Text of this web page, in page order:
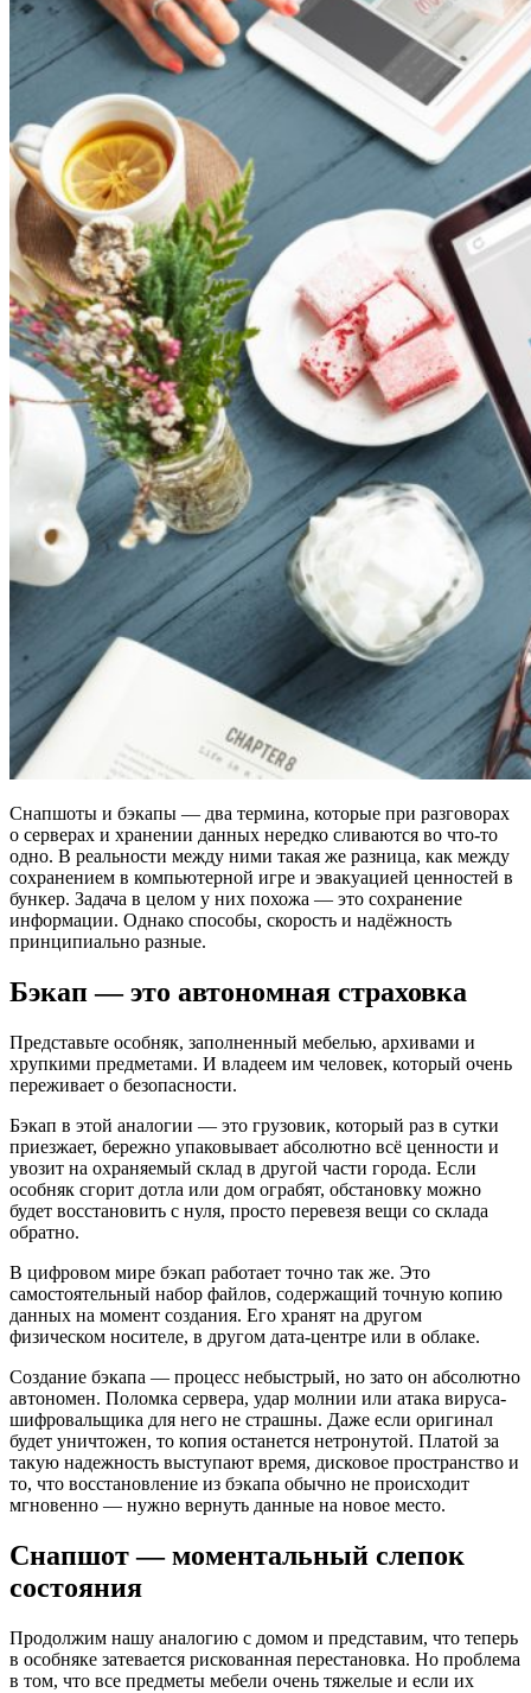
Снапшоты и бэкапы — два термина, которые при разговорах
о серверах и хранении данных нередко сливаются во что-то
одно. В реальности между ними такая же разница, как между
сохранением в компьютерной игре и эвакуацией ценностей в
бункер. Задача в целом у них похожа — это сохранение
информации. Однако способы, скорость и надёжность
принципиально разные.
Бэкап — это автономная страховка
Представьте особняк, заполненный мебелью, архивами и
хрупкими предметами. И владеем им человек, который очень
переживает о безопасности.
Бэкап в этой аналогии — это грузовик, который раз в сутки
приезжает, бережно упаковывает абсолютно всё ценности и
увозит на охраняемый склад в другой части города. Если
особняк сгорит дотла или дом ограбят, обстановку можно
будет восстановить с нуля, просто перевезя вещи со склада
обратно.
В цифровом мире бэкап работает точно так же. Это
самостоятельный набор файлов, содержащий точную копию
данных на момент создания. Его хранят на другом
физическом носителе, в другом дата-центре или в облаке.
Создание бэкапа — процесс небыстрый, но зато он абсолютно
автономен. Поломка сервера, удар молнии или атака вируса-
шифровальщика для него не страшны. Даже если оригинал
будет уничтожен, то копия останется нетронутой. Платой за
такую надежность выступают время, дисковое пространство и
то, что восстановление из бэкапа обычно не происходит
мгновенно — нужно вернуть данные на новое место.
Снапшот — моментальный слепок
состояния
Продолжим нашу аналогию с домом и представим, что теперь
в особняке затевается рискованная перестановка. Но проблема
в том, что все предметы мебели очень тяжелые и если их